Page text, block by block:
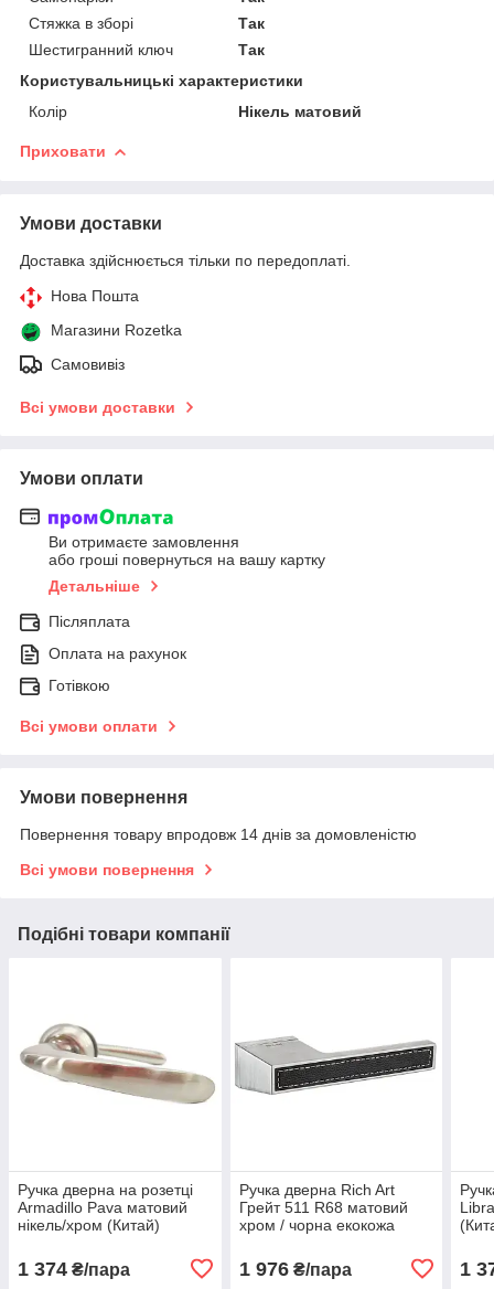
Стяжка в зборі
Так
Шестигранний ключ
Так
Користувальницькі характеристики
Колір
Нікель матовий
Приховати
Умови доставки
Доставка здійснюється тільки по передоплаті.
Нова Пошта
Магазини Rozetka
Самовивіз
Всі умови доставки
Умови оплати
Ви отримаєте замовлення
або гроші повернуться на вашу картку
Детальніше
Післяплата
Оплата на рахунок
Готівкою
Всі умови оплати
Умови повернення
Повернення товару впродовж 14 днів за домовленістю
Всі умови повернення
Подібні товари компанії
Ручка дверна на розетці
Armadillo Pava матовий
нікель/хром (Китай)
1 374 ₴/пара
Ручка дверна Rich Art
Грейт 511 R68 матовий
хром / чорна екокожа
1 976₴/пара 1